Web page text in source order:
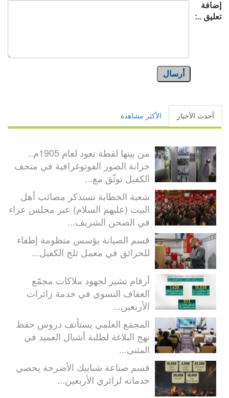
إضافة
تعليق ..:
أرسال
أحدث الأخبار الأكثر مشاهدة
من بينها لقطة تعود لعام 1905م..
خزانة الصور الفوتوغرافية في متحف
الكفيل توثّق مع...
شعبة الخطابة تستذكر مصائب أهل
البيت (عليهم السلام) عبر مجلس عزاء
في الصحن الشريف...
قسم الصيانة يؤسس منظومة إطفاء
للحرائق في معمل ثلج الكفيل...
أرقام تشير لجهود ملاكات مجمّع
العفاف النسوي في خدمة زائرات
الأربعين...
المجمَع العلمي يستأنف دروس حفظ
نهج البلاغة لطلبة أشبال العميد في
المثنى...
قسم صناعة شبابيك الأضرحة يحصي
خدماته لزائري الأربعين...